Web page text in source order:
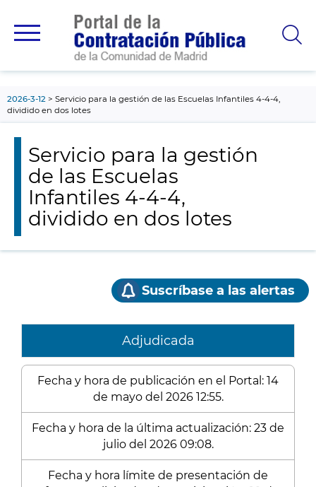
principal
2026-3-12
Servicio para la gestión de las Escuelas Infantiles 4-4-4,
dividido en dos lotes
Servicio para la gestión
de las Escuelas
Infantiles 4-4-4,
dividido en dos lotes
Suscríbase a las alertas
Adjudicada
Fecha y hora de publicación en el Portal: 14
de mayo del 2026 12:55.
Fecha y hora de la última actualización: 23 de
julio del 2026 09:08.
Fecha y hora límite de presentación de